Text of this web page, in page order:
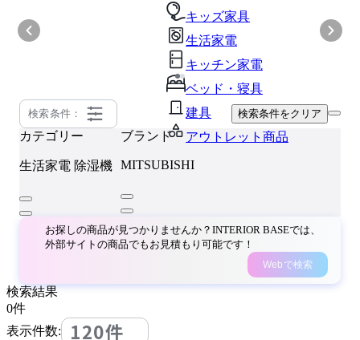
キッズ家具
生活家電
キッチン家電
ベッド・寝具
建具
アウトレット商品
検索条件： 検索条件をクリア
カテゴリー
生活家電 除湿機
ブランド
MITSUBISHI
お探しの商品が見つかりませんか？INTERIOR BASEでは、
外部サイトの商品でもお見積もり可能です！
Webで検索
検索結果
0件
表示件数:
120件